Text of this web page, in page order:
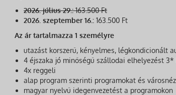
2026. július 29.:163.500 Ft
2026. szeptember 16.: 163.500 Ft
Az ár tartalmazza 1 személyre
utazást korszerű, kényelmes, légkondicionált
4 éjszaka jó minőségű szállodai elhelyezést
4x reggeli
alap program szerinti programokat és
magyar nyelvű idegenvezetést a programokon